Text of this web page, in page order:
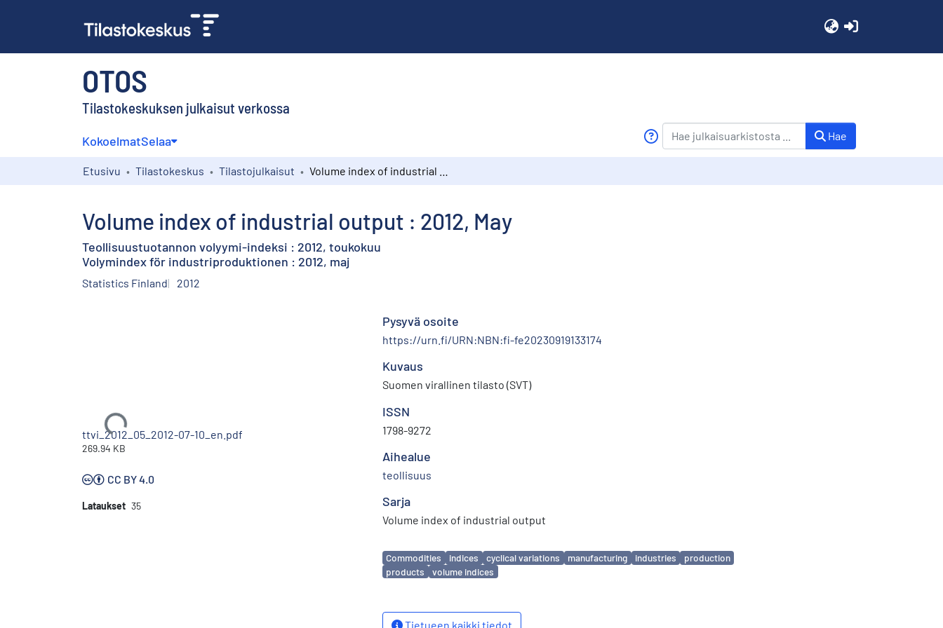
OTOS
Tilastokeskuksen julkaisut verkossa
KokoelmatSelaa Hae
Etusivu Tilastokeskus Tilastojulkaisut
Volume index of industrial output : 2012, May
Teollisuustuotannon volyymi-indeksi : 2012, toukokuu
Volymindex för industriproduktionen : 2012, maj
Statistics Finland 2012
Ladataan...
ttvi_2012_05_2012-07-10_en.pdf
269.94 KB
CC BY 4.0
Lataukset 35
Pysyvä osoite
https://urn.fi/URN:NBN:fi-fe20230919133174
Kuvaus
Suomen virallinen tilasto (SVT)
ISSN
1798-9272
Aihealue
teollisuus
Sarja
Volume index of industrial output
Avainsanat
Commodities indices cyclical variations manufacturing industries
production
products
volume indices
Tietueen kaikki tiedot